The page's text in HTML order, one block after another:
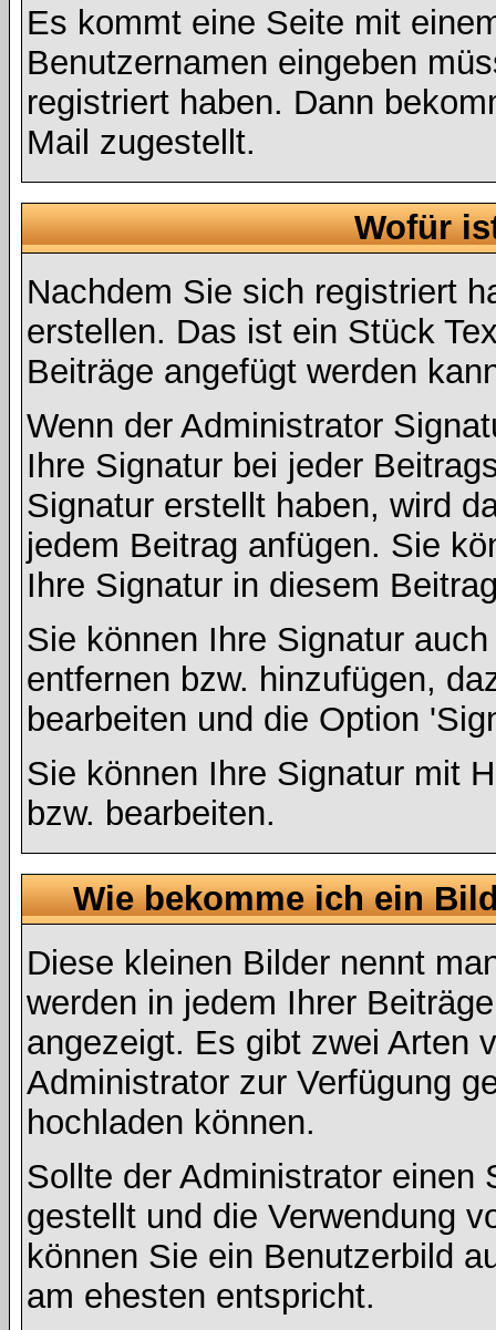
Es kommt eine Seite mit
Benutzernamen eingeben
registriert haben. Dann
Mail zugestellt.
Wofür
Nachdem Sie sich registriert
erstellen. Das ist ein Stück
Beiträge angefügt werden
Wenn der Administrator
Ihre Signatur bei jeder
Signatur erstellt haben, wird
jedem Beitrag anfügen. Sie
Ihre Signatur in diesem
Sie können Ihre Signatur
entfernen bzw. hinzufügen,
bearbeiten und die Option
Sie können Ihre Signatur mit
bzw. bearbeiten.
Wie bekomme ich ein
Diese kleinen Bilder nennt
werden in jedem Ihrer
angezeigt. Es gibt zwei Arten
Administrator zur Verfügung
hochladen können.
Sollte der Administrator einen
gestellt und die Verwendung
können Sie ein Benutzerbild
am ehesten entspricht.